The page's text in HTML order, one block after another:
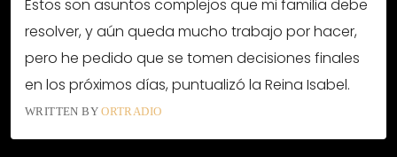
Estos son asuntos complejos que mi familia debe
resolver, y aún queda mucho trabajo por hacer,
pero he pedido que se tomen decisiones finales
en los próximos días, puntualizó la Reina Isabel.
WRITTEN BYORTRADIO